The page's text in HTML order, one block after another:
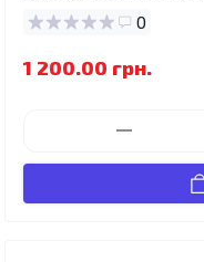
0
1 200.00 грн.